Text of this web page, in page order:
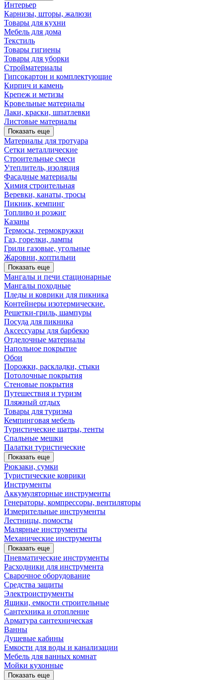
Интерьер
Карнизы, шторы, жалюзи
Товары для кухни
Мебель для дома
Текстиль
Товары гигиены
Товары для уборки
Стройматериалы
Гипсокартон и комплектующие
Кирпич и камень
Крепеж и метизы
Кровельные материалы
Лаки, краски, шпатлевки
Листовые материалы
Показать еще
Материалы для тротуара
Сетки металлические
Строительные смеси
Утеплитель, изоляция
Фасадные материалы
Химия строительная
Веревки, канаты, тросы
Пикник, кемпинг
Топливо и розжиг
Казаны
Термосы, термокружки
Газ, горелки, лампы
Грили газовые, угольные
Жаровни, коптильни
Показать еще
Мангалы и печи стационарные
Мангалы походные
Пледы и коврики для пикника
Контейнеры изотермические.
Решетки-гриль, шампуры
Посуда для пикника
Аксессуары для барбекю
Отделочные материалы
Напольное покрытие
Обои
Порожки, раскладки, стыки
Потолочные покрытия
Стеновые покрытия
Путешествия и туризм
Пляжный отдых
Товары для туризма
Кемпинговая мебель
Туристические шатры, тенты
Спальные мешки
Палатки туристические
Показать еще
Рюкзаки, сумки
Туристические коврики
Инструменты
Аккумуляторные инструменты
Генераторы, компрессоры, вентиляторы
Измерительные инструменты
Лестницы, помосты
Малярные инструменты
Механические инструменты
Показать еще
Пневматические инструменты
Расходники для инструмента
Сварочное оборудование
Средства защиты
Электроиструменты
Ящики, емкости строительные
Сантехника и отопление
Арматура сантехническая
Ванны
Душевые кабины
Емкости для воды и канализации
Мебель для ванных комнат
Мойки кухонные
Показать еще